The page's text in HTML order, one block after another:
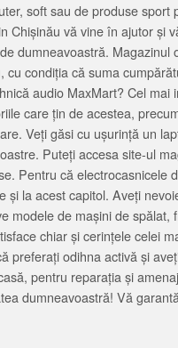
soft sau de produse
Chișinău vă vine în ajutor
dumneavoastră.
condiția că suma
audio MaxMart? Cel
care țin de acestea,
Veți găsi cu ușurință un
Puteți accesa site-ul
Pentru că
la acest capitol. Aveți
modele de mașini de
chiar și cerințele celei
preferați odihna activă și
pentru reparația și
dumneavoastră! Vă